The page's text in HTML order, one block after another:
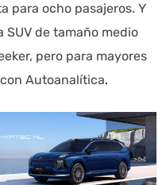
para ocho pasajeros. Y
SUV de tamaño medio
pero para mayores
Autoanalítica.